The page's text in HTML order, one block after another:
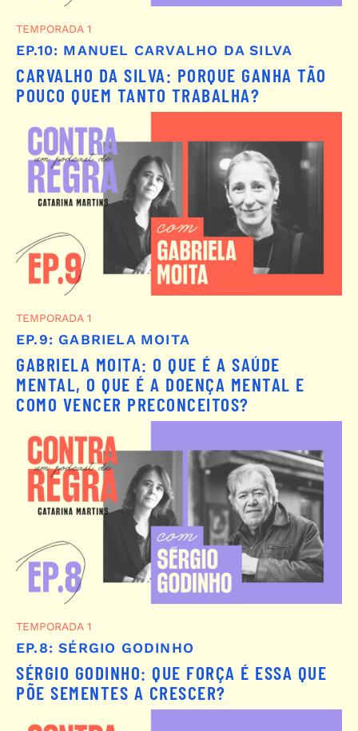
TEMPORADA 1
EP.10: MANUEL CARVALHO DA SILVA
CARVALHO DA SILVA: PORQUE GANHA TÃO
POUCO QUEM TANTO TRABALHA?
TEMPORADA 1
EP.9: GABRIELA MOITA
GABRIELA MOITA: O QUE É A SAÚDE
MENTAL, O QUE É A DOENÇA MENTAL E
COMO VENCER PRECONCEITOS?
TEMPORADA 1
EP.8: SÉRGIO GODINHO
SÉRGIO GODINHO: QUE FORÇA É ESSA QUE
PÕE SEMENTES A CRESCER?